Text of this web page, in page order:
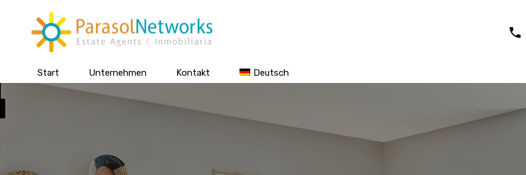
Start Unternehmen Kontakt Deutsch